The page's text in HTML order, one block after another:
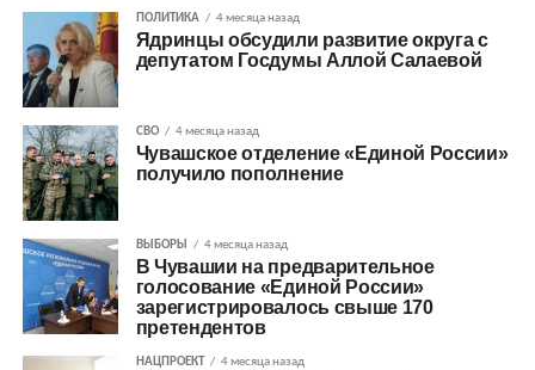
ПОЛИТИКА 4 месяца назад
Ядринцы обсудили развитие округа с
депутатом Госдумы Аллой Салаевой
СВО 4 месяца назад
Чувашское отделение «Единой России»
получило пополнение
ВЫБОРЫ 4 месяца назад
В Чувашии на предварительное
голосование «Единой России»
зарегистрировалось свыше 170
претендентов
НАЦПРОЕКТ 4 месяца назад